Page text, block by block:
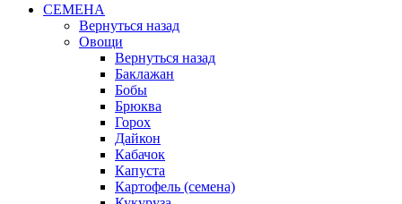
СЕМЕНА
Вернуться назад
Овощи
Вернуться назад
Баклажан
Бобы
Брюква
Горох
Дайкон
Кабачок
Капуста
Картофель (семена)